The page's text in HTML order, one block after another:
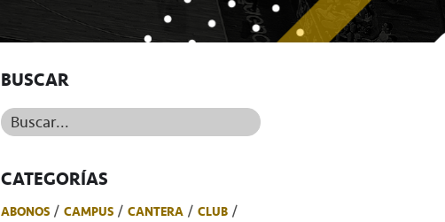
BUSCAR
Buscar...
CATEGORÍAS
ABONOS CAMPUS CANTERA
CLUB